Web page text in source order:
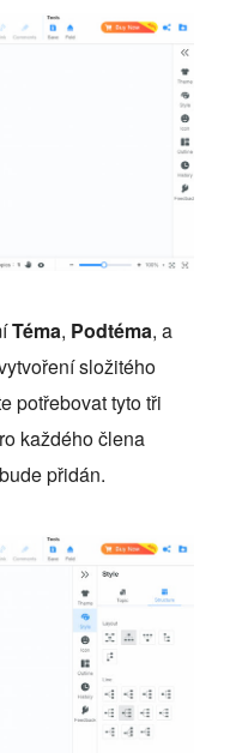
Téma, Podtéma, a
složitého
potřebovat tyto tři
každého člena
přidán.